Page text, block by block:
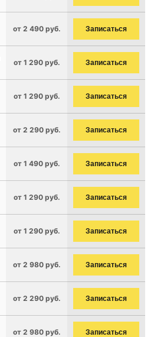
от 2 490 руб. Записаться
от 1 290 руб. Записаться
от 1 290 руб. Записаться
от 2 290 руб. Записаться
от 1 490 руб. Записаться
от 1 290 руб. Записаться
от 1 290 руб. Записаться
от 2 980 руб. Записаться
от 2 290 руб. Записаться
от 2 980 руб. Записаться